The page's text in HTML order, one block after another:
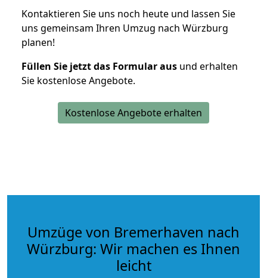
Kontaktieren Sie uns noch heute und lassen Sie
uns gemeinsam Ihren Umzug nach Würzburg
planen!
Füllen Sie jetzt das Formular aus und erhalten
Sie kostenlose Angebote.
Kostenlose Angebote erhalten
Umzüge von Bremerhaven nach
Würzburg: Wir machen es Ihnen
leicht